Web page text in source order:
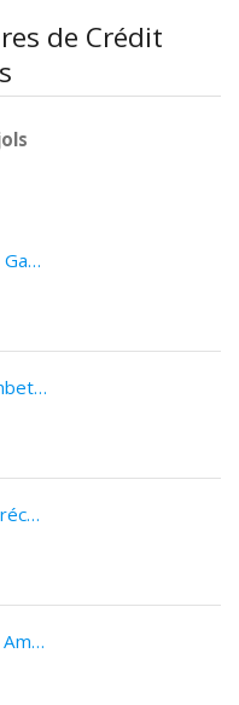
de Crédit
Crédit Agricole Cotignac Cours Gambetta
Crédit Agricole Le Val Rue Gambetta
Crédit Agricole Carcès Rue Maréchal Foch
Crédit Agricole Tourves 5 Rue Ambroise Croizat